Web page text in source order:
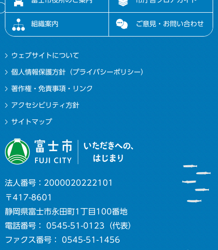
組織案内 ご意見・お問い合わせ
ウェブサイトについて
個人情報保護方針（プライバシーポリシー）
著作権・免責事項・リンク
アクセシビリティ方針
サイトマップ
法人番号：2000020222101
〒417-8601
静岡県富士市永田町1丁目100番地
電話番号： 0545-51-0123（代表）
ファクス番号： 0545-51-1456